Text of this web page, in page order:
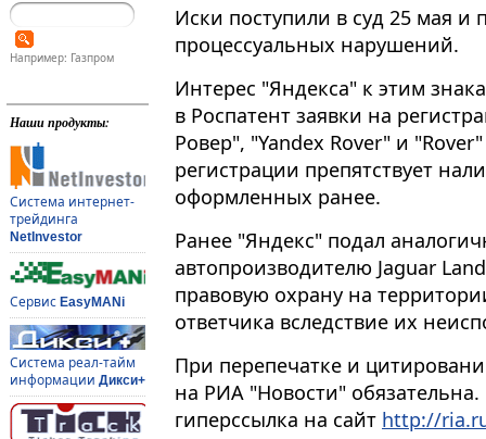
Например: Газпром
Наши продукты:
Система интернет-
трейдинга
NetInvestor
Сервис EasyMANi
Система реал-тайм
информации Дикси+
Иски поступили в суд 25 мая и
процессуальных нарушений.
Интерес "Яндекса" к этим
в Роспатент заявки на
Ровер", "Yandex Rover" и
регистрации препятствует
оформленных ранее.
Ранее "Яндекс" подал
автопроизводителю Jaguar
правовую охрану на
ответчика вследствие их
При перепечатке и
на РИА "Новости"
гиперссылка на сайт http://